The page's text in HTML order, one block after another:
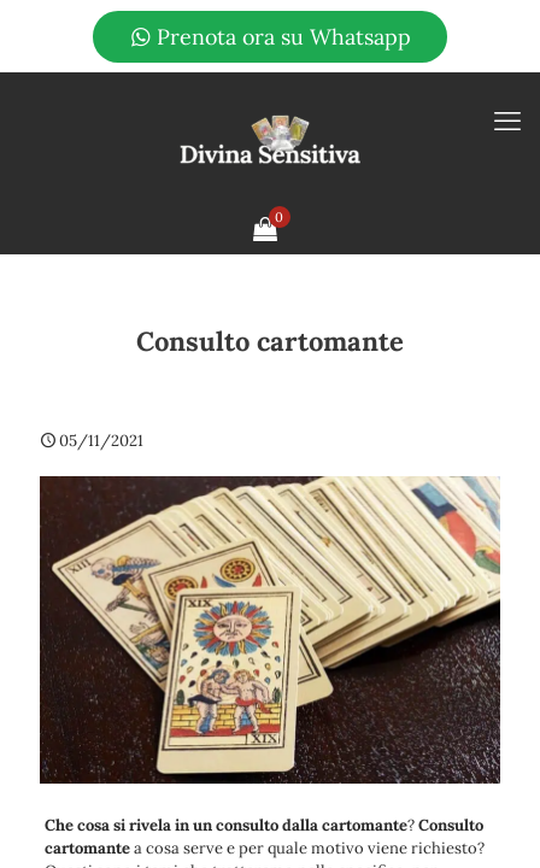
Prenota ora su Whatsapp
0
Consulto cartomante
05/11/2021
Che cosa si rivela in un consulto dalla cartomante?Consulto
cartomantea cosa serve e per quale motivo viene richiesto?